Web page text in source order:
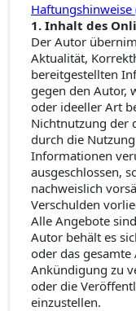
Haftungshinweise
1. Inhalt des
Der Autor
Aktualität,
bereitgestellten
gegen den Autor,
oder ideeller Art
Nichtnutzung der
durch die
Informationen
ausgeschlossen,
nachweislich
Verschulden
Alle Angebote
Autor behält es
oder das
Ankündigung zu
oder die
einzustellen.